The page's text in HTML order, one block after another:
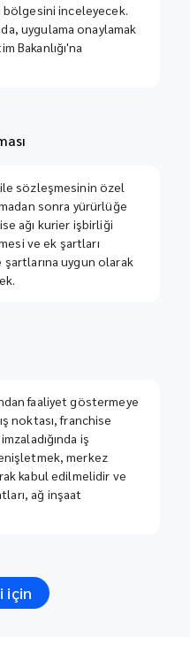
bölgesini inceleyecek.
uygulama onaylamak
Bakanlığı'na
sözleşmesinin özel
sonra yürürlüğe
ağı kurier işbirliği
ve ek şartları
şartlarına uygun olarak
faaliyet göstermeye
noktası, franchise
iş
merkez
kabul edilmelidir ve
ağ inşaat
için